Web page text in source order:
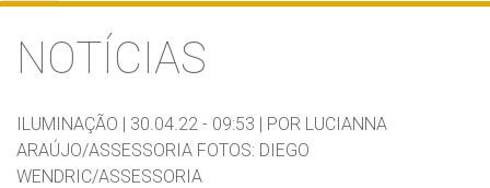
NOTÍCIAS
ILUMINAÇÃO | 30.04.22 - 09:53 | POR LUCIANNA
ARAÚJO/ASSESSORIA FOTOS: DIEGO
WENDRIC/ASSESSORIA